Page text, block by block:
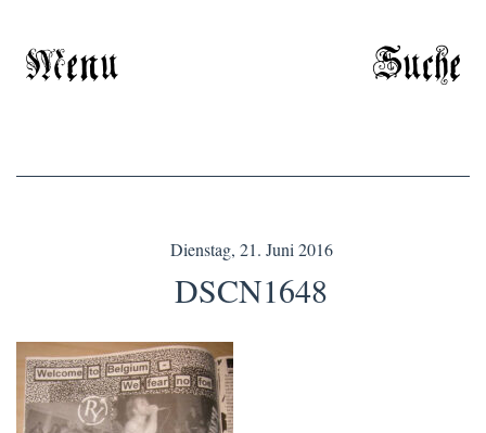
Menu Suche
Dienstag, 21. Juni 2016
DSCN1648